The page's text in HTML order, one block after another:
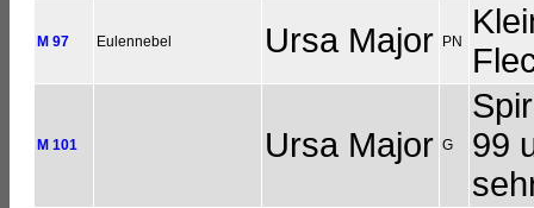
M 97 Eulennebel Ursa Major PN
M 101 Ursa Major G
99